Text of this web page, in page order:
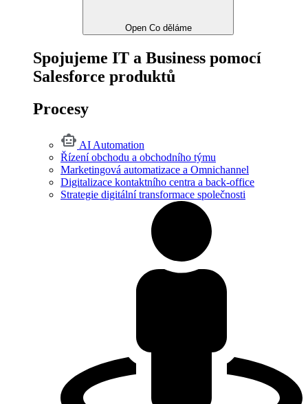
Open Co děláme
Spojujeme IT a Business pomocí
Salesforce produktů
Procesy
AI Automation
Řízení obchodu a obchodního týmu
Marketingová automatizace a Omnichannel
Digitalizace kontaktního centra a back-office
Strategie digitální transformace společnosti